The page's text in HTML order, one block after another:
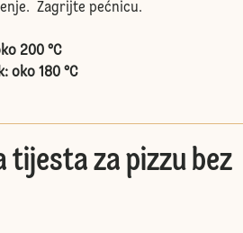
Zagrijte pećnicu.
200 °C
oko 180 °C
tijesta za pizzu bez